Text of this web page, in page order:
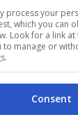
– Ansa
process your
which you can
Look for a link
to manage or
Consent